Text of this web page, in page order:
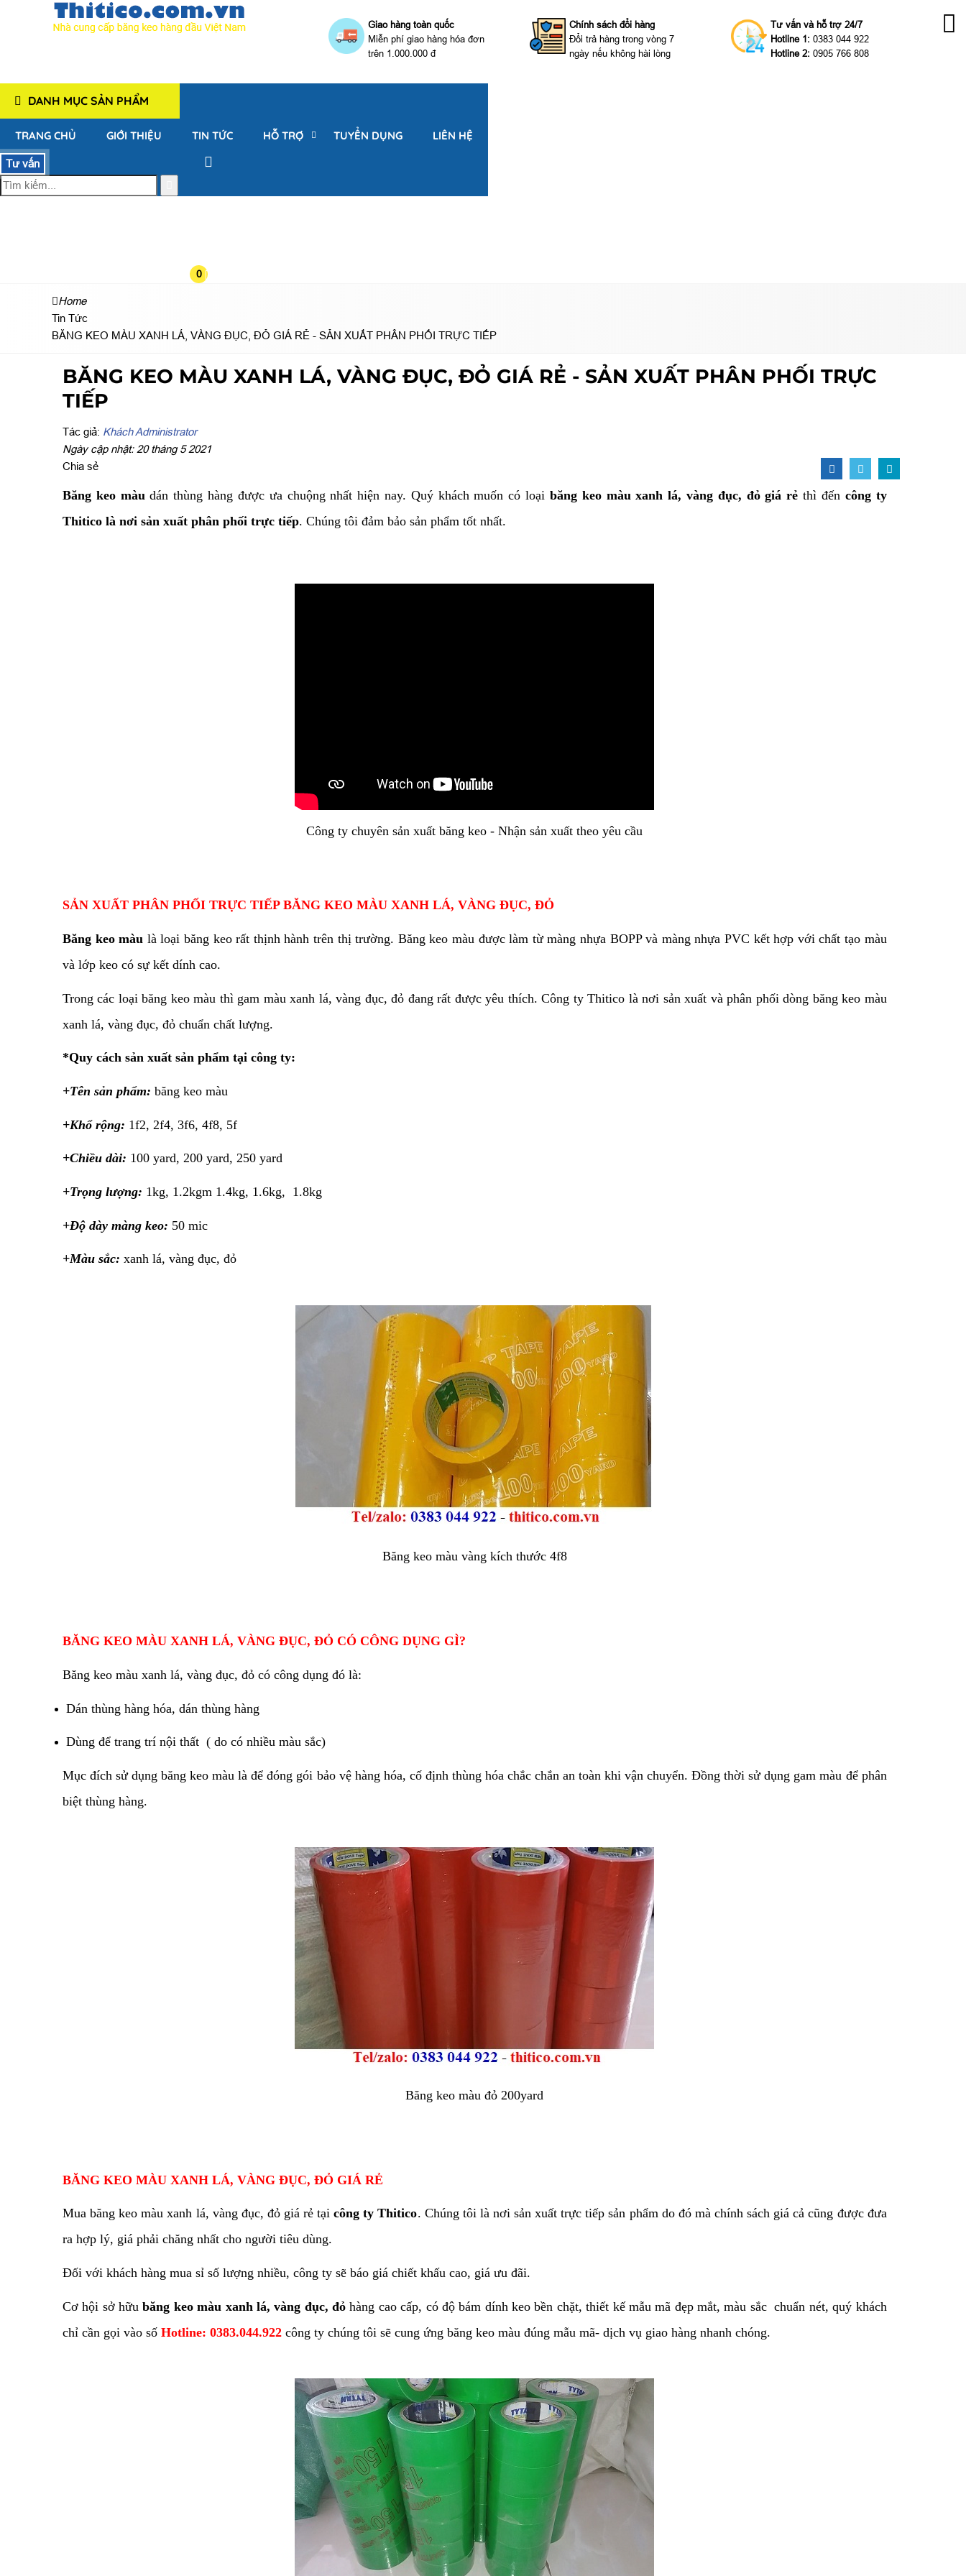
Giao hàng toàn quốc
Miễn phí giao hàng hóa đơn
trên 1.000.000 đ
Chính sách đổi hàng
Đổi trả hàng trong vòng 7
ngày nếu không hài lòng
Tư vấn và hỗ trợ 24/7
Hotline 1: 0383 044 922
Hotline 2:0905 766 808
DANH MỤC SẢN PHẨM
TRANG CHỦ GIỚI THIỆU TIN TỨC HỖ TRỢ TUYỂN DỤNG LIÊN HỆ
0
Tư vấn
Home
Tin Tức
BĂNG KEO MÀU XANH LÁ, VÀNG ĐỤC, ĐỎ GIÁ RẺ - SẢN XUẤT PHÂN PHỐI TRỰC TIẾP
BĂNG KEO MÀU XANH LÁ, VÀNG ĐỤC, ĐỎ GIÁ RẺ - SẢN XUẤT PHÂN PHỐI TRỰC
TIẾP
Tác giả: Khách Administrator
Ngày cập nhật: 20 tháng 5 2021
Chia sẻ
Băng keo màudán thùng hàng được ưa chuộng nhất hiện nay. Quý khách muốn có loại băng keo màu xanh lá, vàng đục, đỏ giá rẻ thì đến công ty
Thitico là nơi sản xuất phân phối trực tiếp. Chúng tôi đảm bảo sản phẩm tốt nhất.
Công ty chuyên sản xuất băng keo - Nhận sản xuất theo yêu cầu
SẢN XUẤT PHÂN PHỐI TRỰC TIẾP BĂNG KEO MÀU XANH LÁ, VÀNG ĐỤC, ĐỎ
Băng keo màu là loại băng keo rất thịnh hành trên thị trường. Băng keo màu được làm từ màng nhựa BOPP và màng nhựa PVC kết hợp với chất tạo màu
và lớp keo có sự kết dính cao.
Trong các loại băng keo màu thì gam màu xanh lá, vàng đục, đỏ đang rất được yêu thích. Công ty Thitico là nơi sản xuất và phân phối dòng băng keo màu
xanh lá, vàng đục, đỏ chuẩn chất lượng.
*Quy cách sản xuất sản phẩm tại công ty:
+Tên sản phẩm: băng keo màu
+Khổ rộng: 1f2, 2f4, 3f6, 4f8, 5f
+Chiều dài: 100 yard, 200 yard, 250 yard
+Trọng lượng: 1kg, 1.2kgm 1.4kg, 1.6kg, 1.8kg
+Độ dày màng keo: 50 mic
+Màu sắc: xanh lá, vàng đục, đỏ
Băng keo màu vàng kích thước 4f8
BĂNG KEO MÀU XANH LÁ, VÀNG ĐỤC, ĐỎ CÓ CÔNG DỤNG GÌ?
Băng keo màu xanh lá, vàng đục, đỏ có công dụng đó là:
Dán thùng hàng hóa, dán thùng hàng
Dùng để trang trí nội thất ( do có nhiều màu sắc)
Mục đích sử dụng băng keo màu là để đóng gói bảo vệ hàng hóa, cố định thùng hóa chắc chắn an toàn khi vận chuyển. Đồng thời sử dụng gam màu để phân
biệt thùng hàng.
Băng keo màu đỏ 200yard
BĂNG KEO MÀU XANH LÁ, VÀNG ĐỤC, ĐỎ GIÁ RẺ
Mua băng keo màu xanh lá, vàng đục, đỏ giá rẻ tạicông ty Thitico. Chúng tôi là nơi sản xuất trực tiếp sản phẩm do đó mà chính sách giá cả cũng được đưa
ra hợp lý, giá phải chăng nhất cho người tiêu dùng.
Đối với khách hàng mua sỉ số lượng nhiều, công ty sẽ báo giá chiết khấu cao, giá ưu đãi.
Cơ hội sở hữubăng keo màu xanh lá, vàng đục, đỏ hàng cao cấp, có độ bám dính keo bền chặt, thiết kế mẫu mã đẹp mắt, màu sắc chuẩn nét, quý khách
chỉ cần gọi vào số Hotline: 0383.044.922 công ty chúng tôi sẽ cung ứng băng keo màu đúng mẫu mã- dịch vụ giao hàng nhanh chóng.